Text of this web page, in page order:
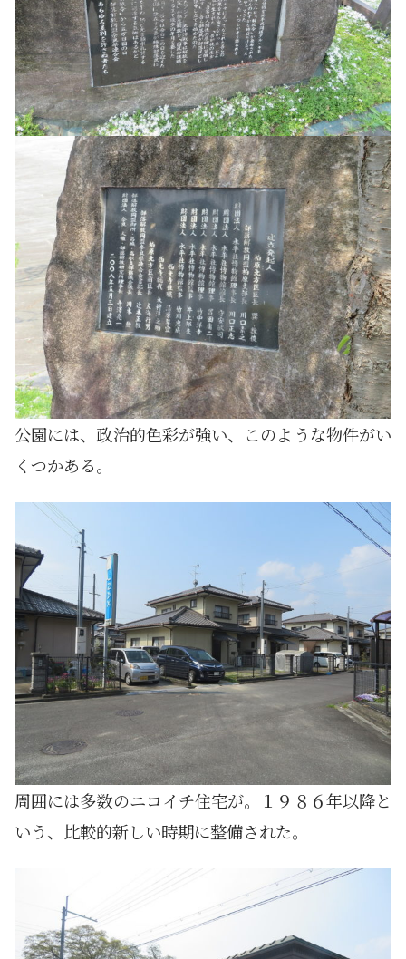
公園には、政治的色彩が強い、このような物件がい
くつかある。
周囲には多数のニコイチ住宅が。１９８６年以降と
いう、比較的新しい時期に整備された。